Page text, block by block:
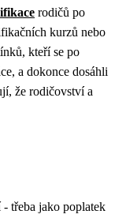
rodičů po
kurzů nebo
kteří se po
a dokonce dosáhli
že rodičovství a
třeba jako poplatek